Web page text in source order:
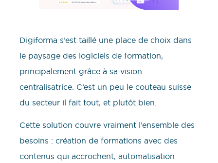
Digiforma s’est taillé une place de choix dans
le paysage des logiciels de formation,
principalement grâce à sa vision
centralisatrice. C’est un peu le couteau suisse
du secteur il fait tout, et plutôt bien.
Cette solution couvre vraiment l’ensemble des
besoins : création de formations avec des
contenus qui accrochent, automatisation